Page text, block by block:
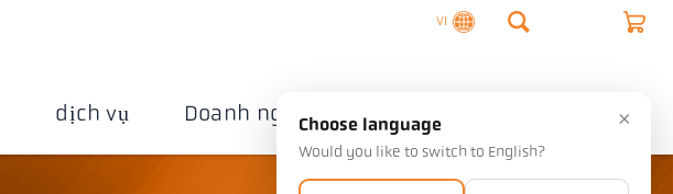
VI
dịch vụ Doanh nghiệp ×
Choose language
Would you like to switch to English?